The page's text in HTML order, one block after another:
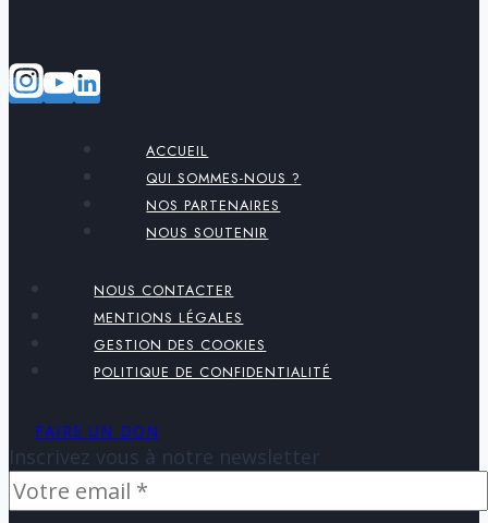
ACCUEIL
QUI SOMMES-NOUS ?
NOS PARTENAIRES
NOUS SOUTENIR
NOUS CONTACTER
MENTIONS LÉGALES
GESTION DES COOKIES
POLITIQUE DE CONFIDENTIALITÉ
FAIRE UN DON
Inscrivez vous à notre newsletter